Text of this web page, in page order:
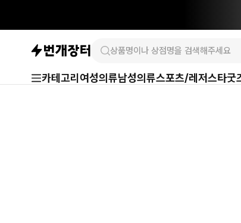
카테고리 여성의류남성의류스포츠/레저스타굿